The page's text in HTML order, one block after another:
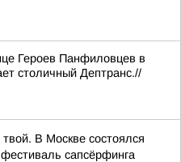
Героев Панфиловцев в
столичный Дептранс.//
В Москве состоялся
сапсёрфинга